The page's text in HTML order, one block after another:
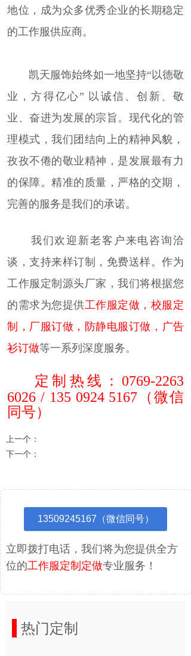
地位，成为众多优秀企业的长期稳定
的工作服供应商。
凯天服饰始终如一地坚持“以德敬
业，方得亿心” 以诚信、创新、敬
业、奋进为发展的宗旨。现代化的管
理模式，我们团结向上的精神风貌，
孜孜不倦的敬业精神，是发展最有力
的保障。精准的质量，严格的交期，
完善的服务是我们的承诺。
我们欢迎新老客户来电咨询洽
谈，支持来样订制，免费送样。作为
工作服定制源头厂家，我们将根据您
的需求为您提供工作服定做 ， 校服定
制
， 厂服订做 ， 防静电服订做 ， 广告
衫订做等一系列深度服务。
定制热线： 0769-2263
6026 / 135 0924 5167 （微信
同号）
上一个：
下一个：
13509245167（微信同号）
立即拨打电话，我们将为您提供全方
位的工作服定制定做专业服务！
热门定制